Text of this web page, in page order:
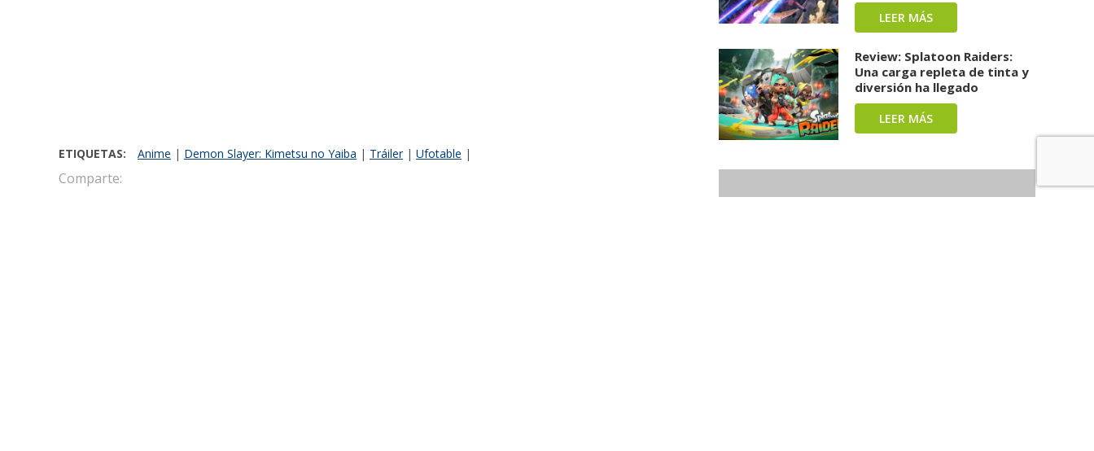
ETIQUETAS: Anime | Demon Slayer: Kimetsu no Yaiba | Tráiler| Ufotable |
Comparte:
LEER MÁS
Review: Splatoon Raiders:
Una carga repleta de tinta y
diversión ha llegado
LEER MÁS